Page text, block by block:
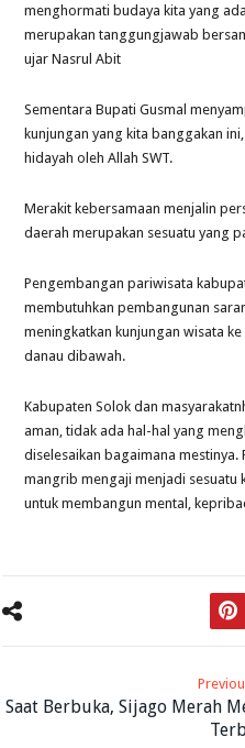
menghormati budaya kita yang
merupakan tanggungjawab
ujar Nasrul Abit
Sementara Bupati Gusmal
kunjungan yang kita banggakan
hidayah oleh Allah SWT.
Merakit kebersamaan menjalin
daerah merupakan sesuatu yang
Pengembangan pariwisata
membutuhkan pembangunan
meningkatkan kunjungan wisata
danau dibawah.
Kabupaten Solok dan
aman, tidak ada hal-hal yang
diselesaikan bagaimana
mangrib mengaji menjadi sesuatu
untuk membangun mental,
Saat Berbuka, Sijago Merah